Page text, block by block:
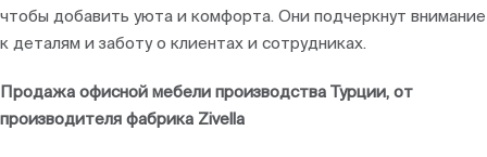
чтобы добавить уюта и комфорта. Они подчеркнут внимание
к деталям и заботу о клиентах и сотрудниках.
Продажа офисной мебели производства Турции, от
производителя фабрика Zivella